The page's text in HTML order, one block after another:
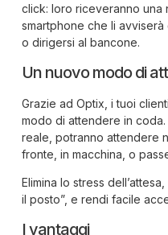
click: loro riceveranno una
smartphone che li
o dirigersi al bancone.
Un nuovo modo di
Grazie ad Optix, i tuoi
modo di attendere in
reale, potranno attendere
fronte, in macchina, o
Elimina lo stress
il posto”, e rendi facile
I vantaggi